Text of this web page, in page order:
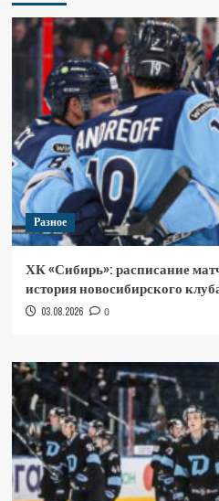
Разное
ХК «Сибирь»: расписание
история новосибирского
03.08.2026 0